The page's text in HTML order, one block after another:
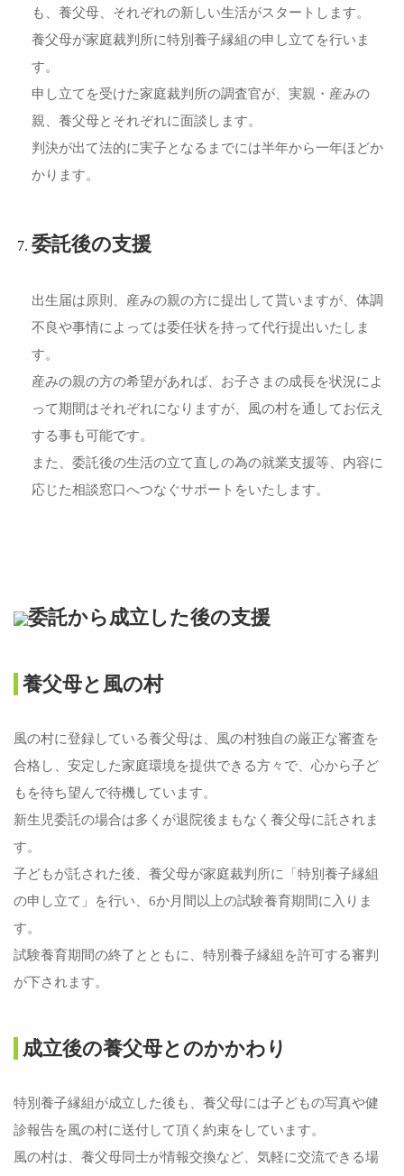
も、養父母、それぞれの新しい生活がスタートします。
養父母が家庭裁判所に特別養子縁組の申し立てを行いま
す。
申し立てを受けた家庭裁判所の調査官が、実親・産みの
親、養父母とそれぞれに面談します。
判決が出て法的に実子となるまでには半年から一年ほどか
かります。
委託後の支援
出生届は原則、産みの親の方に提出して貰いますが、体調
不良や事情によっては委任状を持って代行提出いたしま
す。
産みの親の方の希望があれば、お子さまの成長を状況によ
って期間はそれぞれになりますが、風の村を通してお伝え
する事も可能です。
また、委託後の生活の立て直しの為の就業支援等、内容に
応じた相談窓口へつなぐサポートをいたします。
委託から成立した後の支援
養父母と風の村
風の村に登録している養父母は、風の村独自の厳正な審査を
合格し、安定した家庭環境を提供できる方々で、心から子ど
もを待ち望んで待機しています。
新生児委託の場合は多くが退院後まもなく養父母に託されま
す。
子どもが託された後、養父母が家庭裁判所に「特別養子縁組
の申し立て」を行い、6か月間以上の試験養育期間に入りま
す。
試験養育期間の終了とともに、特別養子縁組を許可する審判
が下されます。
成立後の養父母とのかかわり
特別養子縁組が成立した後も、養父母には子どもの写真や健
診報告を風の村に送付して頂く約束をしています。
風の村は、養父母同士が情報交換など、気軽に交流できる場